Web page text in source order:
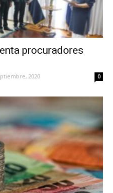
procuradores
2020 0